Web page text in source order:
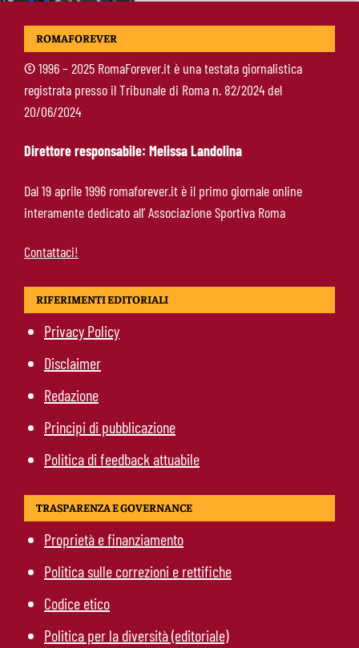
McKennie sorprende tutti: “Il mio idolo era
Molina-Roma, arrivo oggi: il passaporto può
sbloccare un altro colpo
ROMAFOREVER
©1996 – 2025 RomaForever.it è una testata giornalistica
registrata presso il Tribunale di Roma n. 82/2024 del
20/06/2024
Direttore responsabile: Melissa Landolina
Dal 19 aprile 1996 romaforever.it è il primo giornale online
interamente dedicato all’ Associazione Sportiva Roma
Contattaci!
RIFERIMENTI EDITORIALI
Privacy Policy
Disclaimer
Redazione
Principi di pubblicazione
Politica di feedback attuabile
TRASPARENZA E GOVERNANCE
Proprietà e finanziamento
Politica sulle correzioni e rettifiche
Codice etico
Politica per la diversità (editoriale)